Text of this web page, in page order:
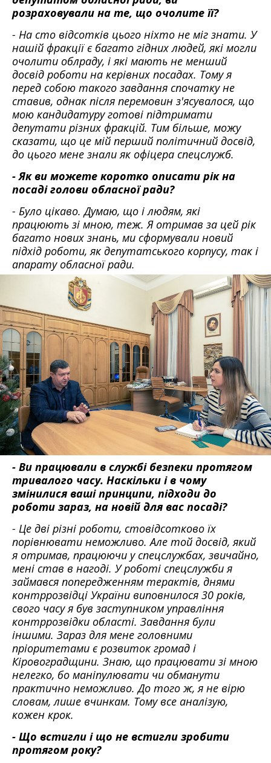
розраховували на те, що очолите її?
- На сто відсотків цього ніхто не міг знати. У
нашій фракції є багато гідних людей, які могли
очолити облраду, і які мають не менший
досвід роботи на керівних посадах. Тому я
перед собою такого завдання спочатку не
ставив, однак після перемовин з'ясувалося, що
мою кандидатуру готові підтримати
депутати різних фракцій. Тим більше, можу
сказати, що це мій перший політичний досвід,
до цього мене знали як офіцера спецслужб.
- Як ви можете коротко описати рік на
посаді голови обласної ради?
- Було цікаво. Думаю, що і людям, які
працюють зі мною, теж. Я отримав за цей рік
багато нових знань, ми сформували новий
підхід роботи, як депутатського корпусу, так і
апарату обласної ради.
- Ви працювали в службі безпеки протягом
тривалого часу. Наскільки і в чому
змінилися ваші принципи, підходи до
роботи зараз, на новій для вас посаді?
- Це дві різні роботи, стовідсотково їх
порівнювати неможливо. Але той досвід, який
я отримав, працюючи у спецслужбах, звичайно,
мені став в нагоді. У роботі спецслужби я
займався попередженням терактів, днями
контррозвідці України виповнилося 30 років,
свого часу я був заступником управління
контррозвідки області. Завдання були
іншими. Зараз для мене головними
пріоритетами є розвиток громад і
Кіровоградщини. Знаю, що працювати зі мною
нелегко, бо маніпулювати чи обманути
практично неможливо. До того ж, я не вірю
словам, лише вчинкам. Тому все аналізую,
кожен крок.
- Що встигли і що не встигли зробити
протягом року?